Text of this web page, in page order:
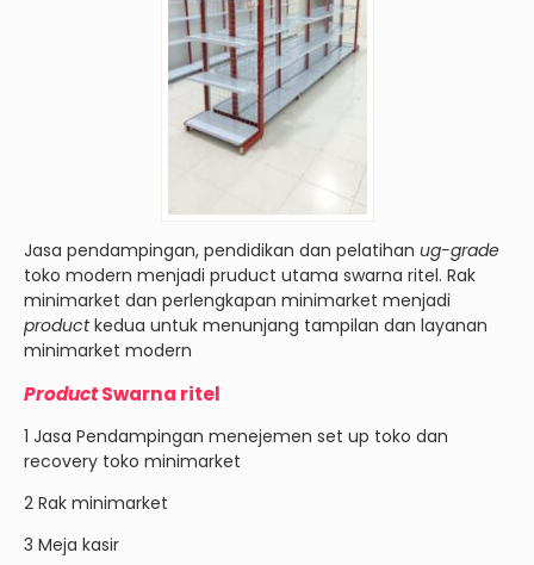
Jasa pendampingan, pendidikan dan pelatihan ug-grade
toko modern menjadi pruduct utama swarna ritel. Rak
minimarket dan perlengkapan minimarket menjadi
productkedua untuk menunjang tampilan dan layanan
minimarket modern
ProductSwarna ritel
1 Jasa Pendampingan menejemen set up toko dan
recovery toko minimarket
2 Rak minimarket
3 Meja kasir